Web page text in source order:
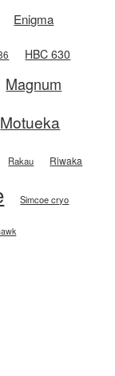
Enigma
HBC 630
Magnum
Motueka
Rakau Riwaka
Simcoe cryo